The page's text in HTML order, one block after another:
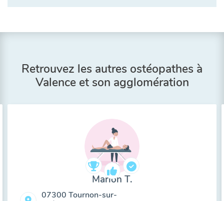
Retrouvez les autres ostéopathes à
Valence et son agglomération
Marion T.
07300 Tournon-sur-